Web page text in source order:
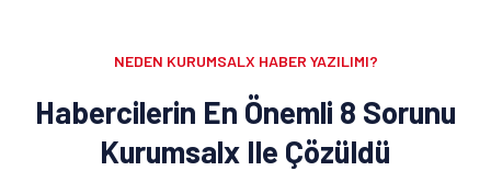
NEDEN KURUMSALX HABER YAZILIMI?
Habercilerin En Önemli 8 Sorunu
Kurumsalx Ile Çözüldü